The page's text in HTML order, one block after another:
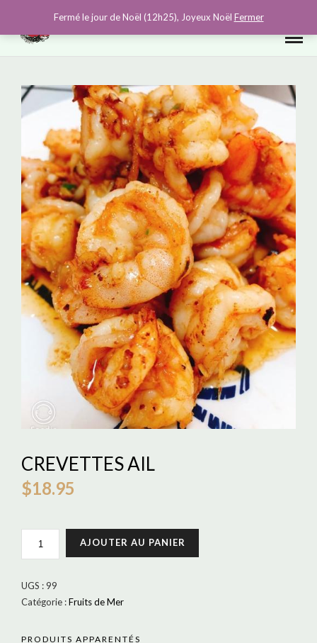
CREVETTES AIL
$18.95
AIL
AJOUTER AU PANIER
UGS : 99
Catégorie :Fruits de Mer
PRODUITS APPARENTÉS
Fermé le jour de Noël (12h25), Joyeux Noël Fermer